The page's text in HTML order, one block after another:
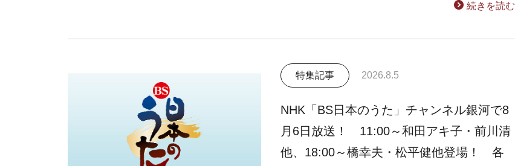
続きを読む
特集記事 2026.8.5
NHK「BS日本のうた」チャンネル銀河で8
月6日放送！ 11:00～和田アキ子・前川清
他、18:00～橋幸夫・松平健他登場！ 各